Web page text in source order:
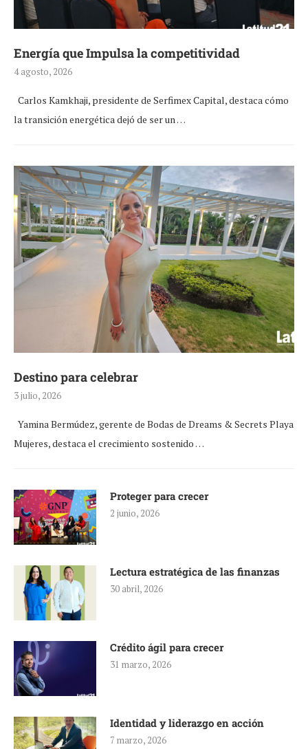
Energía que Impulsa la competitividad
4 agosto, 2026
Carlos Kamkhaji, presidente de Serfimex Capital, destaca cómo
la transición energética dejó de ser un …
Destino para celebrar
3 julio, 2026
Yamina Bermúdez, gerente de Bodas de Dreams & Secrets Playa
Mujeres, destaca el crecimiento sostenido …
Proteger para crecer
2 junio, 2026
Lectura estratégica de las finanzas
30 abril, 2026
Crédito ágil para crecer
31 marzo, 2026
Identidad y liderazgo en acción
7 marzo, 2026